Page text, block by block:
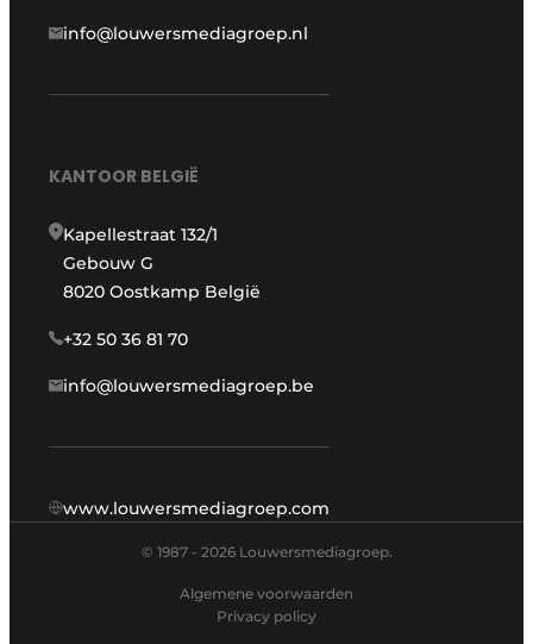
info@louwersmediagroep.nl
KANTOOR BELGIË
Kapellestraat 132/1
Gebouw G
8020 Oostkamp België
+32 50 36 81 70
info@louwersmediagroep.be
www.louwersmediagroep.com
© 1987 - 2026 Louwersmediagroep.
Algemene voorwaarden
Privacy policy